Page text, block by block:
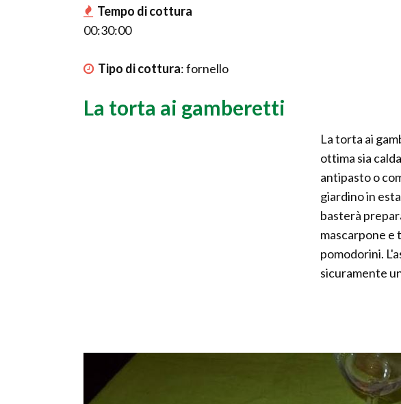
Tempo di cottura
00:30:00
Tipo di cottura:fornello
La torta ai gamberetti
La torta ai
ottima sia
antipasto o
giardino in
basterà
mascarpone e
pomodorini.
sicuramente